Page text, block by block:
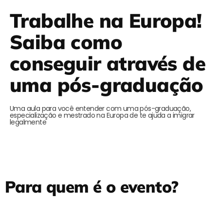
Trabalhe na Europa!
Saiba como
conseguir através de
uma pós-graduação
Uma aula para você entender com uma pós-graduação,
especialização e mestrado na Europa de te ajuda a imigrar
legalmente
Para quem é o evento?